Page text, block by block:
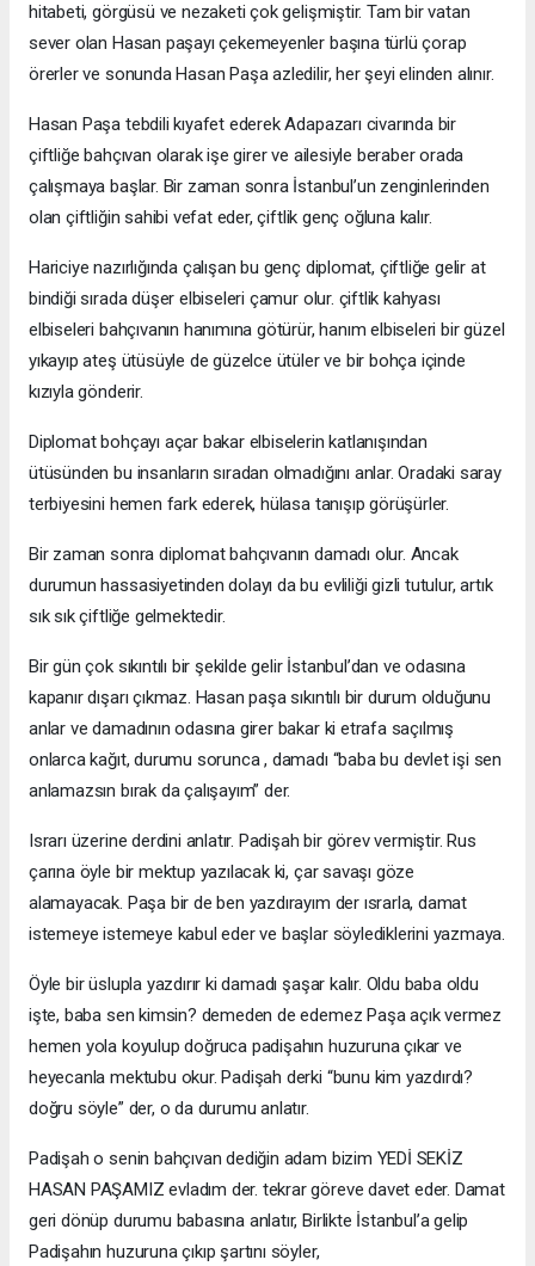
hitabeti, görgüsü ve nezaketi çok gelişmiştir. Tam bir vatan
sever olan Hasan paşayı çekemeyenler başına türlü çorap
örerler ve sonunda Hasan Paşa azledilir, her şeyi elinden alınır.
Hasan Paşa tebdili kıyafet ederek Adapazarı civarında bir
çiftliğe bahçıvan olarak işe girer ve ailesiyle beraber orada
çalışmaya başlar. Bir zaman sonra İstanbul’un zenginlerinden
olan çiftliğin sahibi vefat eder, çiftlik genç oğluna kalır.
Hariciye nazırlığında çalışan bu genç diplomat, çiftliğe gelir at
bindiği sırada düşer elbiseleri çamur olur. çiftlik kahyası
elbiseleri bahçıvanın hanımına götürür, hanım elbiseleri bir güzel
yıkayıp ateş ütüsüyle de güzelce ütüler ve bir bohça içinde
kızıyla gönderir.
Diplomat bohçayı açar bakar elbiselerin katlanışından
ütüsünden bu insanların sıradan olmadığını anlar. Oradaki saray
terbiyesini hemen fark ederek, hülasa tanışıp görüşürler.
Bir zaman sonra diplomat bahçıvanın damadı olur. Ancak
durumun hassasiyetinden dolayı da bu evliliği gizli tutulur, artık
sık sık çiftliğe gelmektedir.
Bir gün çok sıkıntılı bir şekilde gelir İstanbul’dan ve odasına
kapanır dışarı çıkmaz. Hasan paşa sıkıntılı bir durum olduğunu
anlar ve damadının odasına girer bakar ki etrafa saçılmış
onlarca kağıt, durumu sorunca , damadı “baba bu devlet işi sen
anlamazsın bırak da çalışayım” der.
Israrı üzerine derdini anlatır. Padişah bir görev vermiştir. Rus
çarına öyle bir mektup yazılacak ki, çar savaşı göze
alamayacak. Paşa bir de ben yazdırayım der ısrarla, damat
istemeye istemeye kabul eder ve başlar söylediklerini yazmaya.
Öyle bir üslupla yazdırır ki damadı şaşar kalır. Oldu baba oldu
işte, baba sen kimsin? demeden de edemez Paşa açık vermez
hemen yola koyulup doğruca padişahın huzuruna çıkar ve
heyecanla mektubu okur. Padişah derki “bunu kim yazdırdı?
doğru söyle” der, o da durumu anlatır.
Padişah o senin bahçıvan dediğin adam bizim YEDİ SEKİZ
HASAN PAŞAMIZ evladım der. tekrar göreve davet eder. Damat
geri dönüp durumu babasına anlatır, Birlikte İstanbul’a gelip
Padişahın huzuruna çıkıp şartını söyler,